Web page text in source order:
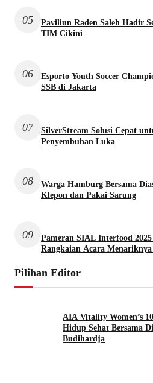
05
Paviliun Raden Saleh Hadir
TIM Cikini
06
Esporto Youth Soccer
SSB di Jakarta
07
SilverStream Solusi Cepat
Penyembuhan Luka
08
Warga Hamburg Bersama
Klepon dan Pakai Sarung
09
Pameran SIAL Interfood
Rangkaian Acara Menariknya
Pilihan Editor
AIA Vitality Women’s
Hidup Sehat Bersama
Budihardja